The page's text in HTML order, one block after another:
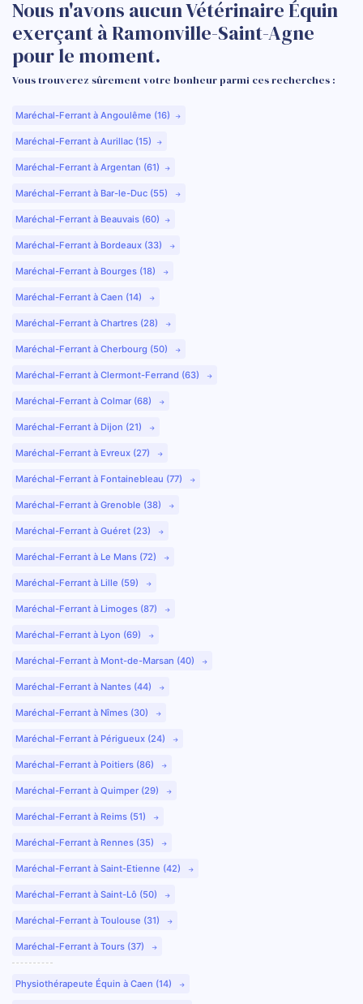
Nous n'avons aucun Vétérinaire Équin
exerçant à Ramonville-Saint-Agne
pour le moment.
Vous trouverez sûrement votre bonheur parmi ces recherches :
Maréchal-Ferrant à Angoulême (16)
Maréchal-Ferrant à Aurillac (15)
Maréchal-Ferrant à Argentan (61)
Maréchal-Ferrant à Bar-le-Duc (55)
Maréchal-Ferrant à Beauvais (60)
Maréchal-Ferrant à Bordeaux (33)
Maréchal-Ferrant à Bourges (18)
Maréchal-Ferrant à Caen (14)
Maréchal-Ferrant à Chartres (28)
Maréchal-Ferrant à Cherbourg (50)
Maréchal-Ferrant à Clermont-Ferrand (63)
Maréchal-Ferrant à Colmar (68)
Maréchal-Ferrant à Dijon (21)
Maréchal-Ferrant à Evreux (27)
Maréchal-Ferrant à Fontainebleau (77)
Maréchal-Ferrant à Grenoble (38)
Maréchal-Ferrant à Guéret (23)
Maréchal-Ferrant à Le Mans (72)
Maréchal-Ferrant à Lille (59)
Maréchal-Ferrant à Limoges (87)
Maréchal-Ferrant à Lyon (69)
Maréchal-Ferrant à Mont-de-Marsan (40)
Maréchal-Ferrant à Nantes (44)
Maréchal-Ferrant à Nîmes (30)
Maréchal-Ferrant à Périgueux (24)
Maréchal-Ferrant à Poitiers (86)
Maréchal-Ferrant à Quimper (29)
Maréchal-Ferrant à Reims (51)
Maréchal-Ferrant à Rennes (35)
Maréchal-Ferrant à Saint-Etienne (42)
Maréchal-Ferrant à Saint-Lô (50)
Maréchal-Ferrant à Toulouse (31)
Maréchal-Ferrant à Tours (37)
Physiothérapeute Équin à Caen (14)